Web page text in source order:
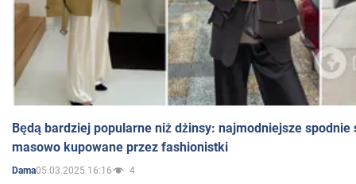
Będą bardziej popularne niż dżinsy: najmodniejsze spodnie
masowo kupowane przez fashionistki
Dama05.03.2025 16:16 4